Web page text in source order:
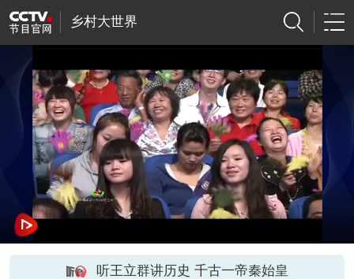
乡村大世界
听王立群讲历史 千古一帝秦始皇